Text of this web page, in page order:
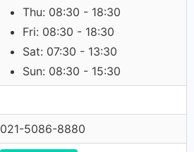
Thu: 08:30 - 18:30
Fri: 08:30 - 18:30
Sat: 07:30 - 13:30
Sun: 08:30 - 15:30
021-5086-8880